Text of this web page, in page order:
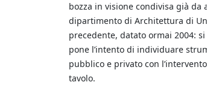
bozza in visione condivisa già
dipartimento di Architettura di
precedente, datato ormai 2004:
pone l’intento di individuare
pubblico e privato con
tavolo.